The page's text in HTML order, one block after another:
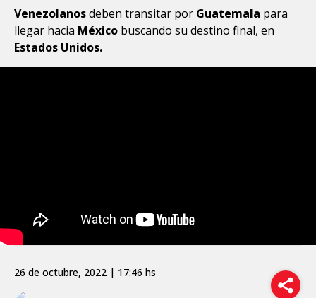
Venezolanosdeben transitar por Guatemala para
llegar hacia México buscando su destino final, en
Estados Unidos.
26 de octubre, 2022 | 17:46 hs